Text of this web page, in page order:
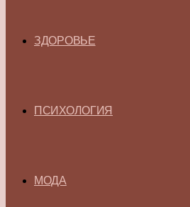
ЗДОРОВЬЕ
ПСИХОЛОГИЯ
МОДА